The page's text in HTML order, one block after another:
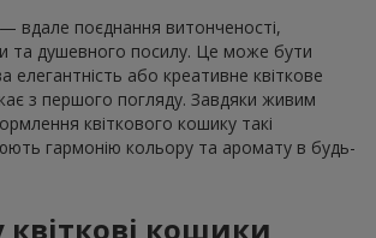
— вдале поєднання витонченості,
та душевного посилу. Це може бути
елегантність або креативне квіткове
з першого погляду. Завдяки живим
квіткового кошику такі
гармонію кольору та аромату в будь-
кошики